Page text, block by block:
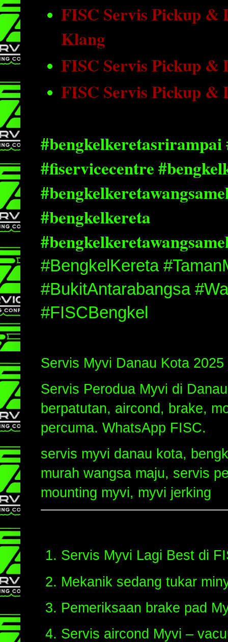
FISC Servis Pickup &
Klang
FISC Servis Pickup &
FISC Servis Pickup &
#bengkelkeretasrirampai
#fiservicecentre
#bengkelkereta
#BengkelKereta
#BukitAntarabangsa
#FISCBengkel
Servis Myvi Danau Kota
Servis Perodua Myvi di
berpatutan, aircond, brake,
percuma. WhatsApp FISC.
servis myvi danau kota,
murah wangsa maju, servis
mounting myvi, myvi jerking
Servis Myvi Lagi Best di
Mekanik sedang tukar
Pemeriksaan brake pad
Servis aircond Myvi –